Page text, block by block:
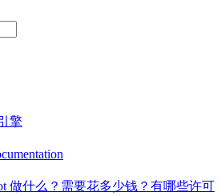
擎
做什么？需要花多少钱？有哪些许可